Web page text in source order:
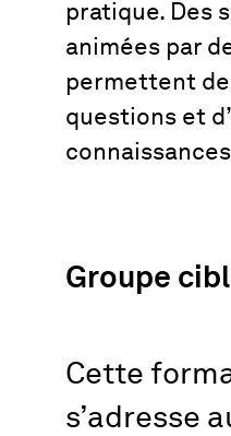
pratique. Des
animées par
permettent
questions et
Groupe
Cette
s’adresse